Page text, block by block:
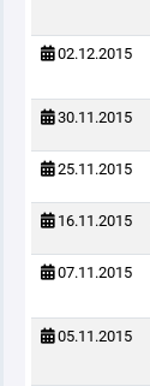
02.12.2015
30.11.2015
25.11.2015
16.11.2015
07.11.2015
05.11.2015